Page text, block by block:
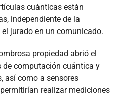
cuánticas están
independiente de la
jurado en un comunicado.
propiedad abrió el
computación cuántica y
así como a sensores
realizar mediciones